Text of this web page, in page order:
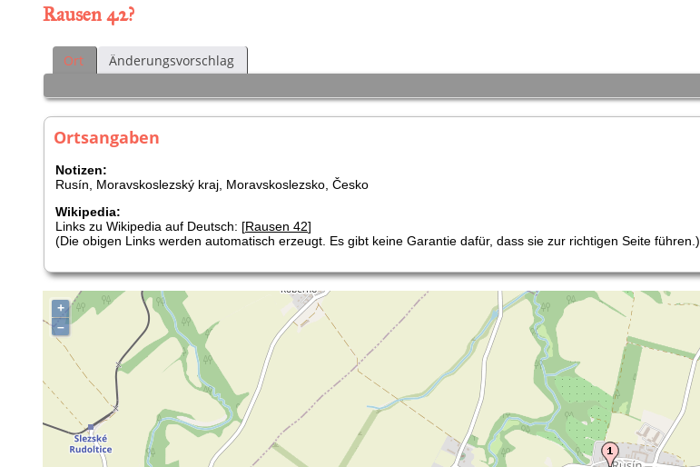
Rausen 42?
Ort Änderungsvorschlag
Ortsangaben
Notizen:
Rusín, Moravskoslezský kraj, Moravskoslezsko, Česko
Wikipedia:
Links zu Wikipedia auf Deutsch: [Rausen 42]
(Die obigen Links werden automatisch erzeugt. Es gibt keine Garantie dafür, dass sie zur richtigen Seite führen.)
+
–